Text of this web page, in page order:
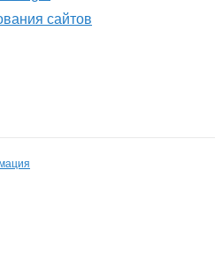
сайтов